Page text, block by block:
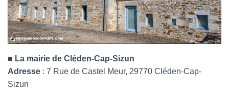
■ La mairie de Cléden-Cap-Sizun
Adresse : 7 Rue de Castel Meur, 29770 Cléden-Cap-
Sizun